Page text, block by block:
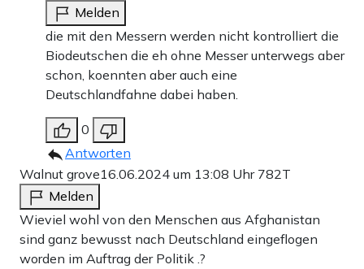
Melden
die mit den Messern werden nicht kontrolliert die
Biodeutschen die eh ohne Messer unterwegs aber
schon, koennten aber auch eine
Deutschlandfahne dabei haben.
0
Antworten
Walnut grove16.06.2024 um 13:08 Uhr 782T
Melden
Wieviel wohl von den Menschen aus Afghanistan
sind ganz bewusst nach Deutschland eingeflogen
worden im Auftrag der Politik .?